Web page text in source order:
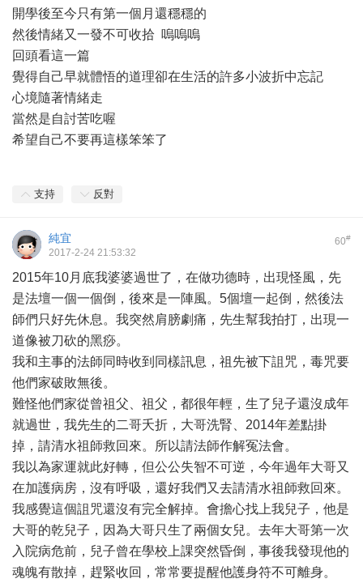
開學後至今只有第一個月還穩穩的
然後情緒又一發不可收拾 嗚嗚嗚
回頭看這一篇
覺得自己早就體悟的道理卻在生活的許多小波折中忘記
心境隨著情緒走
當然是自討苦吃喔
希望自己不要再這樣笨笨了
支持 反對
60#
純宜
2017-2-24 21:53:32
2015年10月底我婆婆過世了，在做功德時，出現怪風，先
是法壇一個一個倒，後來是一陣風。5個壇一起倒，然後法
師們只好先休息。我突然肩膀劇痛，先生幫我拍打，出現一
道像被刀砍的黑痧。
我和主事的法師同時收到同樣訊息，祖先被下詛咒，毒咒要
他們家破敗無後。
難怪他們家從曾祖父、祖父，都很年輕，生了兒子還沒成年
就過世，我先生的二哥夭折，大哥洗腎、2014年差點掛
掉，請清水祖師救回來。所以請法師作解冤法會。
我以為家運就此好轉，但公公失智不可逆，今年過年大哥又
在加護病房，沒有呼吸，還好我們又去請清水祖師救回來。
我感覺這個詛咒還沒有完全解掉。會擔心找上我兒子，他是
大哥的乾兒子，因為大哥只生了兩個女兒。去年大哥第一次
入院病危前，兒子曾在學校上課突然昏倒，事後我發現他的
魂魄有散掉，趕緊收回，常常要提醒他護身符不可離身。